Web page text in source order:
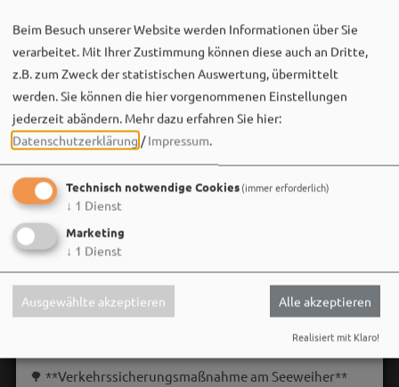
🌳 **Verkehrssicherungsmaßnahme am Seeweiher**
Beim Besuch unserer Website werden Informationen über Sie
verarbeitet. Mit Ihrer Zustimmung können diese auch an Dritte,
z.B. zum Zweck der statistischen Auswertung, übermittelt
werden. Sie können die hier vorgenommenen Einstellungen
jederzeit abändern. Mehr dazu erfahren Sie hier:
Datenschutzerklärung /Impressum.
Technisch notwendige Cookies(immer erforderlich)
↓ 1 Dienst
Marketing
↓ 1 Dienst
Ausgewählte akzeptieren Alle akzeptieren
Realisiert mit Klaro!